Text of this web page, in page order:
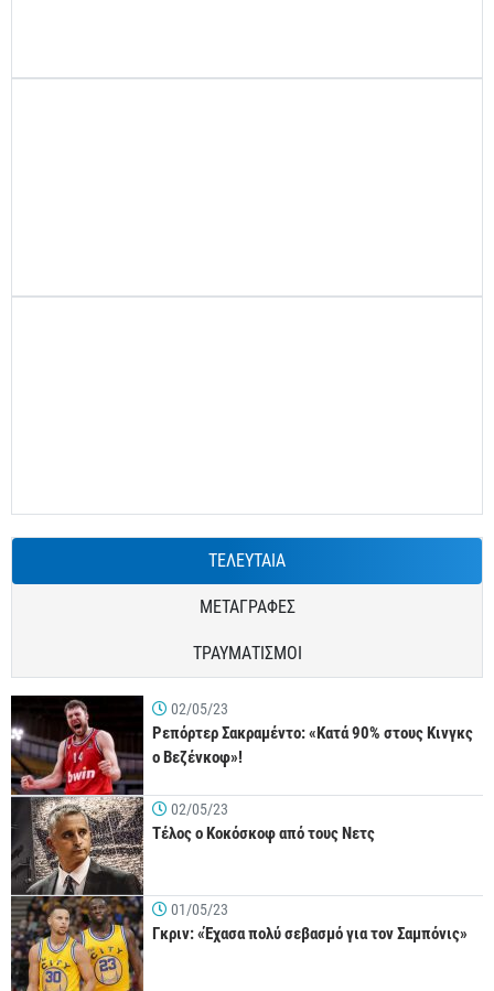
ΤΕΛΕΥΤΑΙΑ
ΜΕΤΑΓΡΑΦΕΣ
ΤΡΑΥΜΑΤΙΣΜΟΙ
02/05/23
Ρεπόρτερ Σακραμέντο: «Κατά 90% στους Κινγκς
ο Βεζένκοφ»!
02/05/23
Τέλος ο Κοκόσκοφ από τους Νετς
01/05/23
Γκριν: «Έχασα πολύ σεβασμό για τον Σαμπόνις»